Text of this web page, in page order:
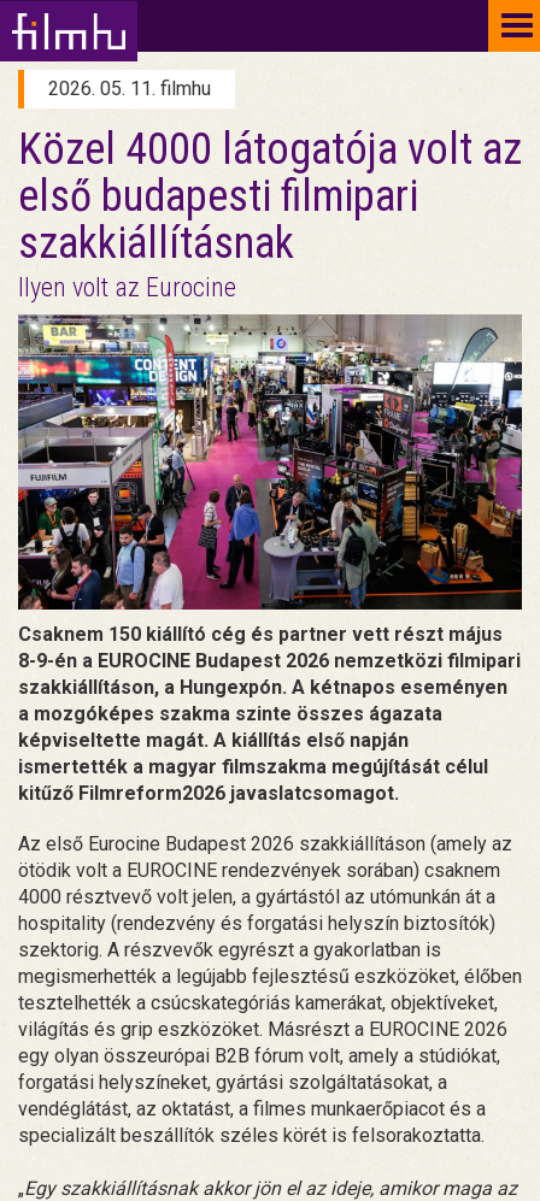
2026. 05. 11. filmhu
Közel 4000 látogatója volt az
első budapesti filmipari
szakkiállításnak
Ilyen volt az Eurocine
Csaknem 150 kiállító cég és partner vett részt május
8-9-én a EUROCINE Budapest 2026 nemzetközi filmipari
szakkiállításon, a Hungexpón. A kétnapos eseményen
a mozgóképes szakma szinte összes ágazata
képviseltette magát. A kiállítás első napján
ismertették a magyar filmszakma megújítását célul
kitűző Filmreform2026 javaslatcsomagot.
Az első Eurocine Budapest 2026 szakkiállításon (amely az
ötödik volt a EUROCINE rendezvények sorában) csaknem
4000 résztvevő volt jelen, a gyártástól az utómunkán át a
hospitality (rendezvény és forgatási helyszín biztosítók)
szektorig. A részvevők egyrészt a gyakorlatban is
megismerhették a legújabb fejlesztésű eszközöket, élőben
tesztelhették a csúcskategóriás kamerákat, objektíveket,
világítás és grip eszközöket. Másrészt a EUROCINE 2026
egy olyan összeurópai B2B fórum volt, amely a stúdiókat,
forgatási helyszíneket, gyártási szolgáltatásokat, a
vendéglátást, az oktatást, a filmes munkaerőpiacot és a
specializált beszállítók széles körét is felsorakoztatta.
„Egy szakkiállításnak akkor jön el az ideje, amikor maga az